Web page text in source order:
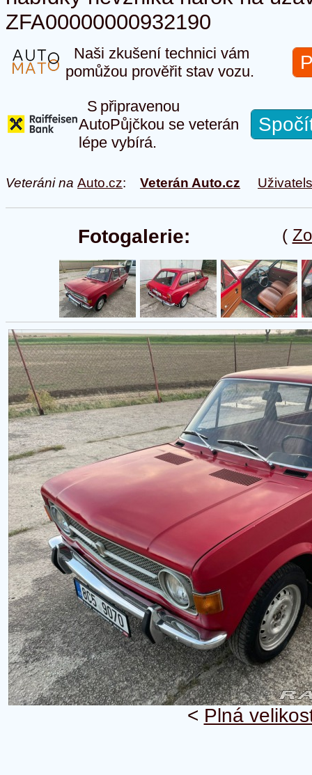
ZFA00000000932190
Naši zkušení technici vám
pomůžou prověřit stav vozu.
S připravenou
AutoPůjčkou se veterán
lépe vybírá.
Veteráni na Auto.cz: Veterán Auto.cz
(
Fotogalerie:
< Plná